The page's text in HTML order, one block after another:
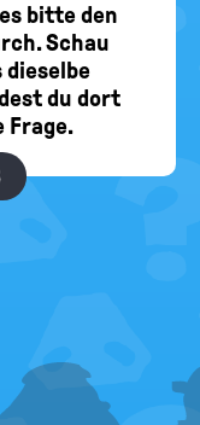
bitte den
Schau
du dort
Frage.